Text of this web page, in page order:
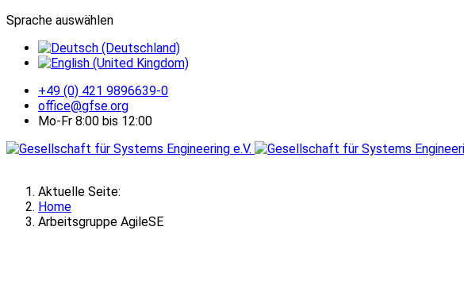
Sprache auswählen
+49 (0) 421 9896639-0
office@gfse.org
Mo-Fr 8:00 bis 12:00
Aktuelle Seite:
Home
Arbeitsgruppe AgileSE